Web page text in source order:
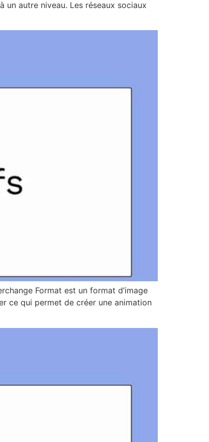
autre niveau. Les réseaux sociaux
Format est un format d’image
ce qui permet de créer une animation